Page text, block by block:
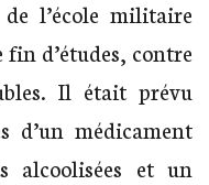
l’école militaire
fin d’études, contre
Il était prévu
d’un médicament
alcoolisées et un